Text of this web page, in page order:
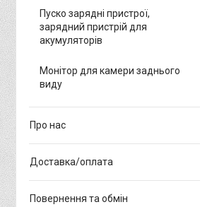
Пуско зарядні пристрої,
зарядний пристрій для
акумуляторів
Монітор для камери заднього
виду
Про нас
Доставка/оплата
Повернення та обмін